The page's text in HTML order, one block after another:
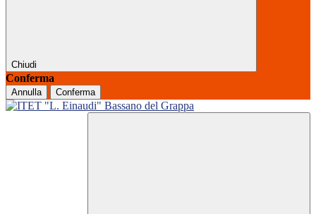
Chiudi
Conferma
Annulla Conferma